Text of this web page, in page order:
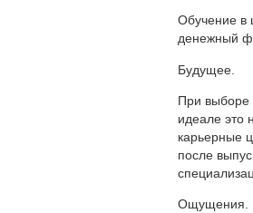
Обучение в
денежный
Будущее.
При выборе
идеале это
карьерные
после
Ощущения.